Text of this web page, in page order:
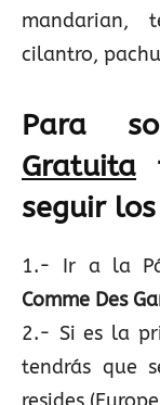
mandarian,
cilantro,
Para
Gratuita
seguir
1.- Ir a la
Comme Des
2.- Si es la
tendrás que